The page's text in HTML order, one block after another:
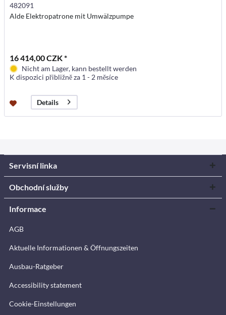
482091
Alde Elektropatrone mit Umwälzpumpe
16 414,00 CZK *
Nicht am Lager, kann bestellt werden
K dispozici přibližně za 1 - 2 měsíce
Details
Servisní linka
Obchodní služby
Informace
AGB
Aktuelle Informationen & Öffnungszeiten
Ausbau-Ratgeber
Accessibility statement
Cookie-Einstellungen